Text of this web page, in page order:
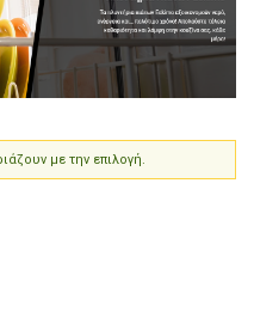
με την επιλογή.